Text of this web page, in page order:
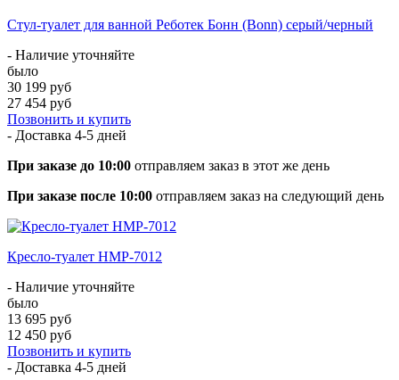
Стул-туалет для ванной Реботек Бонн (Bonn) серый/черный
- Наличие уточняйте
было
30 199 руб
27 454 руб
Позвонить и купить
- Доставка 4-5 дней
При заказе до 10:00 отправляем заказ в этот же день
При заказе после 10:00 отправляем заказ на следующий день
Кресло-туалет HMP-7012
- Наличие уточняйте
было
13 695 руб
12 450 руб
Позвонить и купить
- Доставка 4-5 дней